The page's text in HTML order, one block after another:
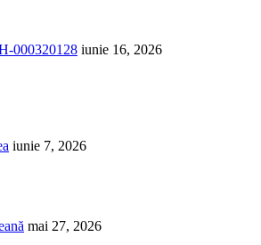
000320128 iunie 16, 2026
iunie 7, 2026
mai 27, 2026